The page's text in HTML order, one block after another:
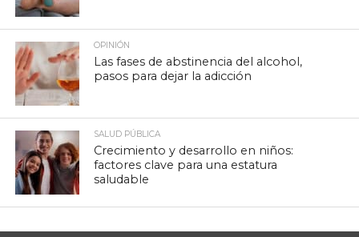
OPINIÓN
Las fases de abstinencia del alcohol,
pasos para dejar la adicción
SALUD PÚBLICA
Crecimiento y desarrollo en niños:
factores clave para una estatura
saludable